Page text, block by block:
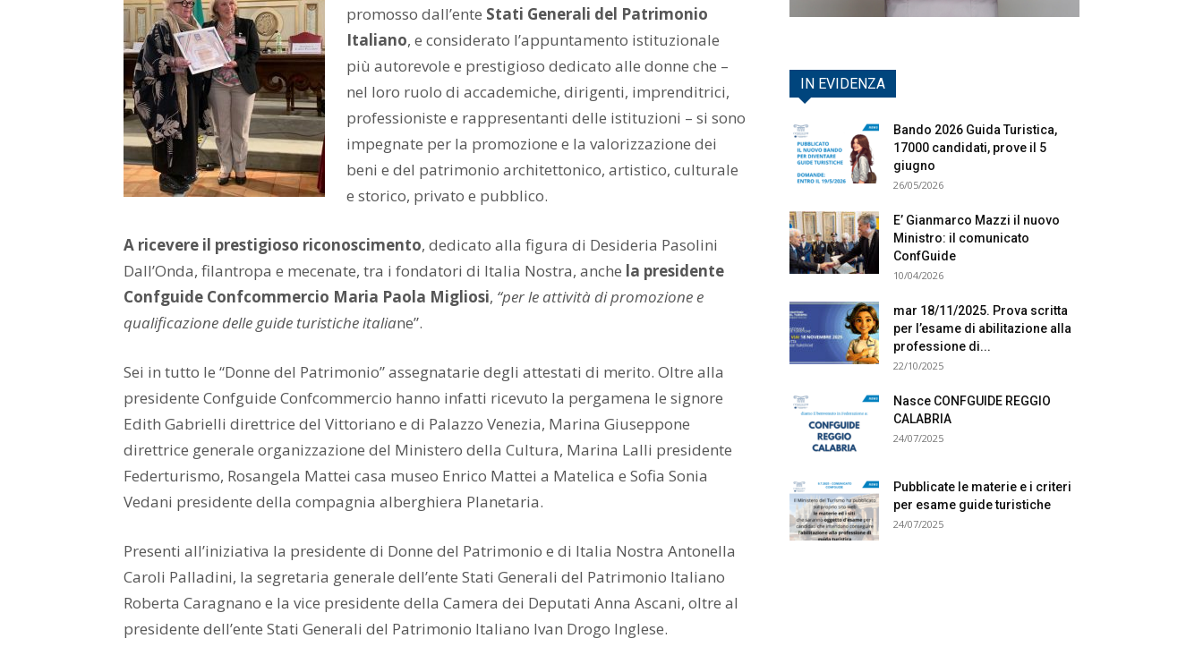
promosso dall’ente Stati Generali del Patrimonio
Italiano, e considerato l’appuntamento istituzionale
più autorevole e prestigioso dedicato alle donne che –
nel loro ruolo di accademiche, dirigenti, imprenditrici,
professioniste e rappresentanti delle istituzioni – si sono
impegnate per la promozione e la valorizzazione dei
beni e del patrimonio architettonico, artistico, culturale
e storico, privato e pubblico.
A ricevere il prestigioso riconoscimento, dedicato alla figura di Desideria Pasolini
Dall’Onda, filantropa e mecenate, tra i fondatori di Italia Nostra, anche la presidente
Confguide Confcommercio Maria Paola Migliosi, “per le attività di promozione e
qualificazione delle guide turistiche italiane”.
Sei in tutto le “Donne del Patrimonio” assegnatarie degli attestati di merito. Oltre alla
presidente Confguide Confcommercio hanno infatti ricevuto la pergamena le signore
Edith Gabrielli direttrice del Vittoriano e di Palazzo Venezia, Marina Giuseppone
direttrice generale organizzazione del Ministero della Cultura, Marina Lalli presidente
Federturismo, Rosangela Mattei casa museo Enrico Mattei a Matelica e Sofia Sonia
Vedani presidente della compagnia alberghiera Planetaria.
Presenti all’iniziativa la presidente di Donne del Patrimonio e di Italia Nostra Antonella
Caroli Palladini, la segretaria generale dell’ente Stati Generali del Patrimonio Italiano
Roberta Caragnano e la vice presidente della Camera dei Deputati Anna Ascani, oltre al
presidente dell’ente Stati Generali del Patrimonio Italiano Ivan Drogo Inglese.
IN EVIDENZA
Bando 2026 Guida Turistica,
17000 candidati, prove il 5
giugno
26/05/2026
E’ Gianmarco Mazzi il nuovo
Ministro: il comunicato
ConfGuide
10/04/2026
mar 18/11/2025. Prova scritta
per l’esame di abilitazione alla
professione di...
22/10/2025
Nasce CONFGUIDE REGGIO
CALABRIA
24/07/2025
Pubblicate le materie e i criteri
per esame guide turistiche
24/07/2025